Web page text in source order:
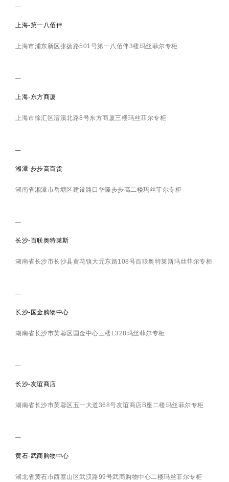
上海-第一八佰伴
上海市浦东新区张扬路501号第一八佰伴3楼玛丝菲尔专柜
上海-东方商厦
上海市徐汇区漕溪北路8号东方商厦三楼玛丝菲尔专柜
湘潭-步步高百货
湖南省湘潭市岳塘区建设路口华隆步步高二楼玛丝菲尔专柜
长沙-百联奥特莱斯
湖南省长沙市长沙县黄花镇大元东路108号百联奥特莱斯玛丝菲尔专柜
长沙-国金购物中心
湖南省长沙市芙蓉区国金中心三楼L328玛丝菲尔专柜
长沙-友谊商店
湖南省长沙市芙蓉区五一大道368号友谊商店B座二楼玛丝菲尔专柜
黄石-武商购物中心
湖北省黄石市西塞山区武汉路99号武商购物中心二楼玛丝菲尔专柜